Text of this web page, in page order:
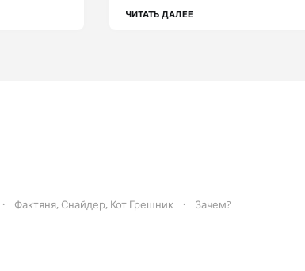
ЧИТАТЬ ДАЛЕЕ
Фактяня, Снайдер, Кот Грешник Зачем?